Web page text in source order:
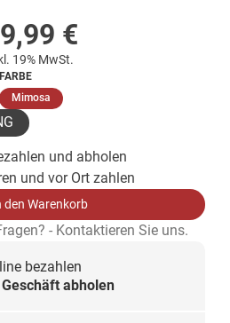
€
19% MwSt.
FARBE
Mimosa (ausgewählt)
und abholen
und vor Ort zahlen
Warenkorb
- Kontaktieren Sie uns.
bezahlen
abholen